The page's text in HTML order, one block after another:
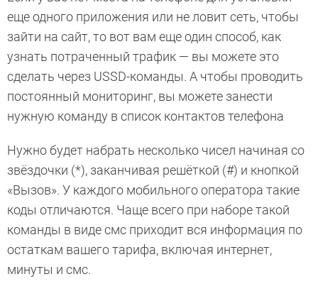
еще одного приложения или не ловит сеть, чтобы
зайти на сайт, то вот вам еще один способ, как
узнать потраченный трафик — вы можете это
сделать через USSD-команды. А чтобы проводить
постоянный мониторинг, вы можете занести
нужную команду в список контактов телефона
Нужно будет набрать несколько чисел начиная со
звёздочки (*), заканчивая решёткой (#) и кнопкой
«Вызов». У каждого мобильного оператора такие
коды отличаются. Чаще всего при наборе такой
команды в виде смс приходит вся информация по
остаткам вашего тарифа, включая интернет,
минуты и смс.